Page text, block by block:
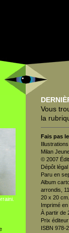
Vous
la
Fais pas
Milan
© 2007
Dépôt
Paru en
Album
arrondis,
20 x 20 cm.
Imprimé
À partir de
Prix
ISBN 978-